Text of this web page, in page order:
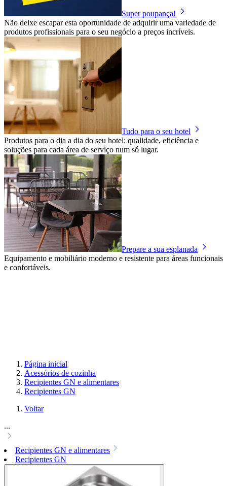
Super poupança!
Não deixe escapar esta oportunidade de adquirir uma variedade de
produtos profissionais para o seu negócio a preços incríveis.
Tudo para o seu hotel
Produtos para o dia a dia do seu hotel: qualidade, eficiência e
soluções para cada área de serviço num só lugar.
Prepare a sua esplanada
Equipamento e mobiliário moderno e resistente para áreas funcionais
e confortáveis.
Página inicial
Acessórios de cozinha
Recipientes GN e alimentares
Recipientes GN
Voltar
...
Recipientes GN e alimentares
Recipientes GN